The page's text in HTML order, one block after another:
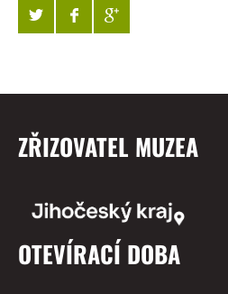
ZŘIZOVATEL MUZEA
OTEVÍRACÍ DOBA